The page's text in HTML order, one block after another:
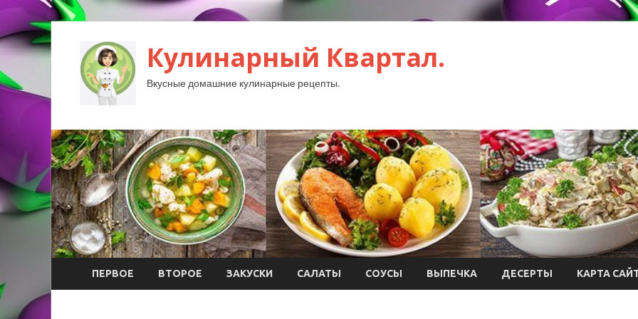
Кулинарный Квартал.
Вкусные домашние кулинарные рецепты.
ПЕРВОЕ ВТОРОЕ ЗАКУСКИ САЛАТЫ СОУСЫ ВЫПЕЧКА ДЕСЕРТЫ КАРТА